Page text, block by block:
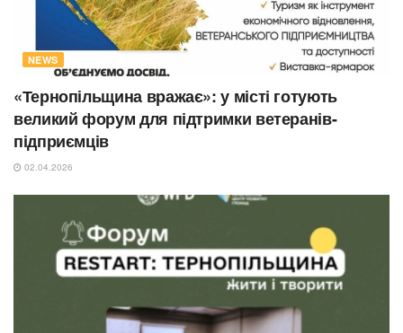
NEWS
«Тернопільщина вражає»: у місті готують
великий форум для підтримки ветеранів-
підприємців
02.04.2026